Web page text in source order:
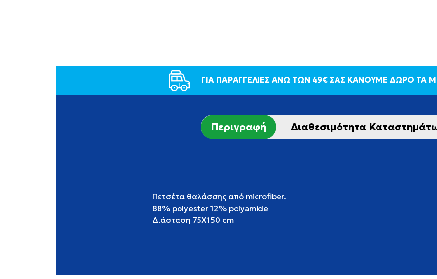
ΓΙΑ ΠΑΡΑΓΓΕΛΙΕΣ ΑΝΩ ΤΩΝ 49€ ΣΑΣ ΚΑΝΟΥΜΕ ΔΩΡΟ ΤΑ
Περιγραφή Διαθεσιμότητα
Πετσέτα θαλάσσης από microfiber.
88% polyester 12% polyamide
Διάσταση 75X150 cm